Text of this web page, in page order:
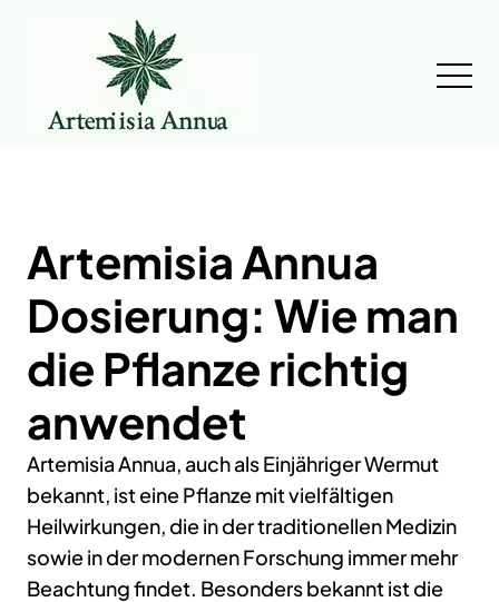
Artemisia Annua
Dosierung: Wie man
die Pflanze richtig
anwendet
Artemisia Annua, auch als Einjähriger Wermut
bekannt, ist eine Pflanze mit vielfältigen
Heilwirkungen, die in der traditionellen Medizin
sowie in der modernen Forschung immer mehr
Beachtung findet. Besonders bekannt ist die